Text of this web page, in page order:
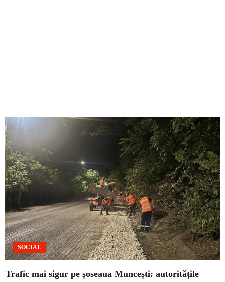
SOCIAL
Trafic mai sigur pe șoseaua Muncești: autoritățile